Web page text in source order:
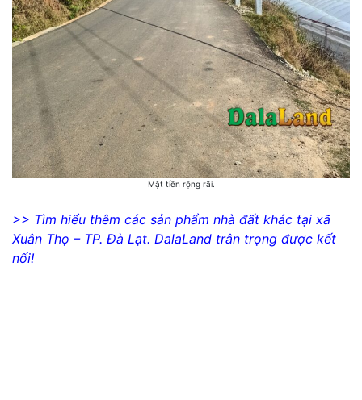
Mặt tiền rộng rãi.
>> Tìm hiểu thêm các sản phẩm nhà đất khác tại xã
Xuân Thọ – TP. Đà Lạt. DalaLand trân trọng được kết
nối!